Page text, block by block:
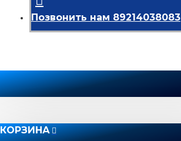
Позвонить нам 89214038083
КОРЗИНА